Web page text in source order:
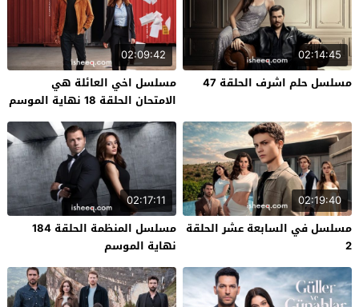
02:14:45
مسلسل حلم اشرف الحلقة 47
02:09:42
مسلسل اخي العائلة هي
الامتحان الحلقة 18 نهاية الموسم
02:19:40
مسلسل في السابعة عشر الحلقة
2
02:17:11
مسلسل المنظمة الحلقة 184
نهاية الموسم